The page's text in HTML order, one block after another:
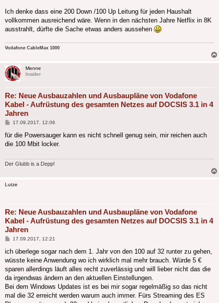
Ich denke dass eine 200 Down /100 Up Leitung für jeden Haushalt
vollkommen ausreichend wäre. Wenn in den nächsten Jahre Netflix in 8K
ausstrahlt, dürfte die Sache etwas anders aussehen
Vodafone CableMax 1000
Menne
Insider
Re: Neue Ausbauzahlen und Ausbaupläne von Vodafone
Kabel - Aufrüstung des gesamten Netzes auf DOCSIS 3.1 in 4
Jahren
Beitrag
17.09.2017, 12:06
für die Powersauger kann es nicht schnell genug sein, mir reichen auch
die 100 Mbit locker.
Der Glubb is a Depp!
Lutze
Re: Neue Ausbauzahlen und Ausbaupläne von Vodafone
Kabel - Aufrüstung des gesamten Netzes auf DOCSIS 3.1 in 4
Jahren
Beitrag
17.09.2017, 12:21
ich überlege sogar nach dem 1. Jahr von den 100 auf 32 runter zu gehen,
wüsste keine Anwendung wo ich wirklich mal mehr brauch. Würde 5 €
sparen allerdings läuft alles recht zuverlässig und will lieber nicht das die
da irgendwas ändern an den aktuellen Einstellungen.
Bei dem Windows Updates ist es bei mir sogar regelmäßig so das nicht
mal die 32 erreicht werden warum auch immer. Fürs Streaming des ES